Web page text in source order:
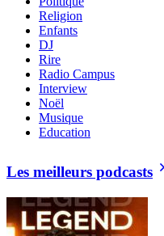
Religion
Enfants
DJ
Rire
Radio Campus
Interview
Noël
Musique
Education
Les meilleurs podcasts